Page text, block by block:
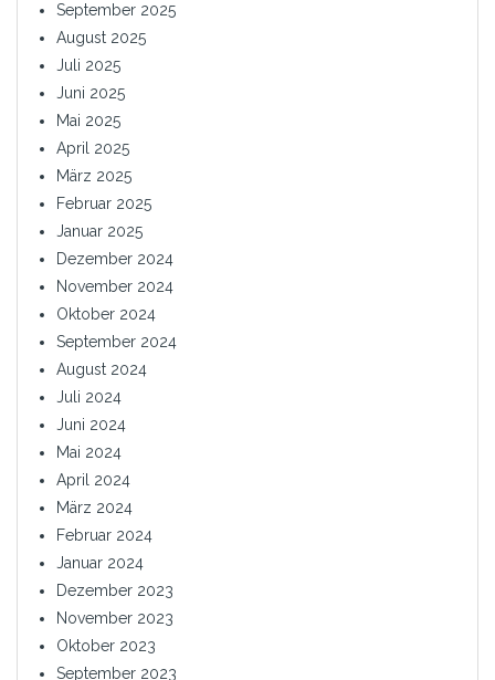
September 2025
August 2025
Juli 2025
Juni 2025
Mai 2025
April 2025
März 2025
Februar 2025
Januar 2025
Dezember 2024
November 2024
Oktober 2024
September 2024
August 2024
Juli 2024
Juni 2024
Mai 2024
April 2024
März 2024
Februar 2024
Januar 2024
Dezember 2023
November 2023
Oktober 2023
September 2023